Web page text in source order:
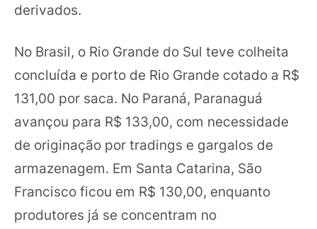
derivados.
No Brasil, o Rio Grande do Sul teve colheita
concluída e porto de Rio Grande cotado a R$
131,00 por saca. No Paraná, Paranaguá
avançou para R$ 133,00, com necessidade
de originação por tradings e gargalos de
armazenagem. Em Santa Catarina, São
Francisco ficou em R$ 130,00, enquanto
produtores já se concentram no